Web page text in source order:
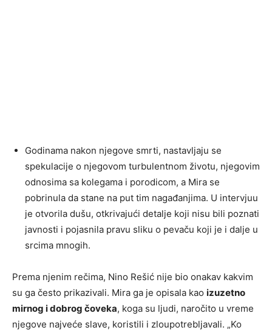
Godinama nakon njegove smrti, nastavljaju se
spekulacije o njegovom turbulentnom životu, njegovim
odnosima sa kolegama i porodicom, a Mira se
pobrinula da stane na put tim nagađanjima. U intervjuu
je otvorila dušu, otkrivajući detalje koji nisu bili poznati
javnosti i pojasnila pravu sliku o pevaču koji je i dalje u
srcima mnogih.
Prema njenim rečima, Nino Rešić nije bio onakav kakvim
su ga često prikazivali. Mira ga je opisala kao izuzetno
mirnog i dobrog čoveka, koga su ljudi, naročito u vreme
njegove najveće slave, koristili i zloupotrebljavali. „Ko